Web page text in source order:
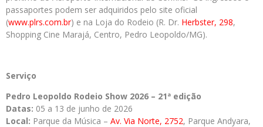
passaportes podem ser adquiridos pelo site oficial
(www.plrs.com.br) e na Loja do Rodeio (R. Dr. Herbster, 298,
Shopping Cine Marajá, Centro, Pedro Leopoldo/MG).
Serviço
Pedro Leopoldo Rodeio Show 2026 – 21ª edição
Datas: 05 a 13 de junho de 2026
Local: Parque da Música – Av. Via Norte, 2752, Parque Andyara,